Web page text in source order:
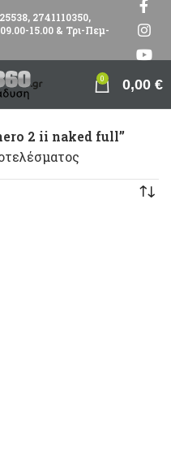
2741110350,
15.00 & Τρι-Πεμ-
0 0,00 €
2 ii naked full”